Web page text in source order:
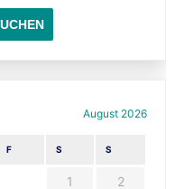
August 2026
F S S
1 2